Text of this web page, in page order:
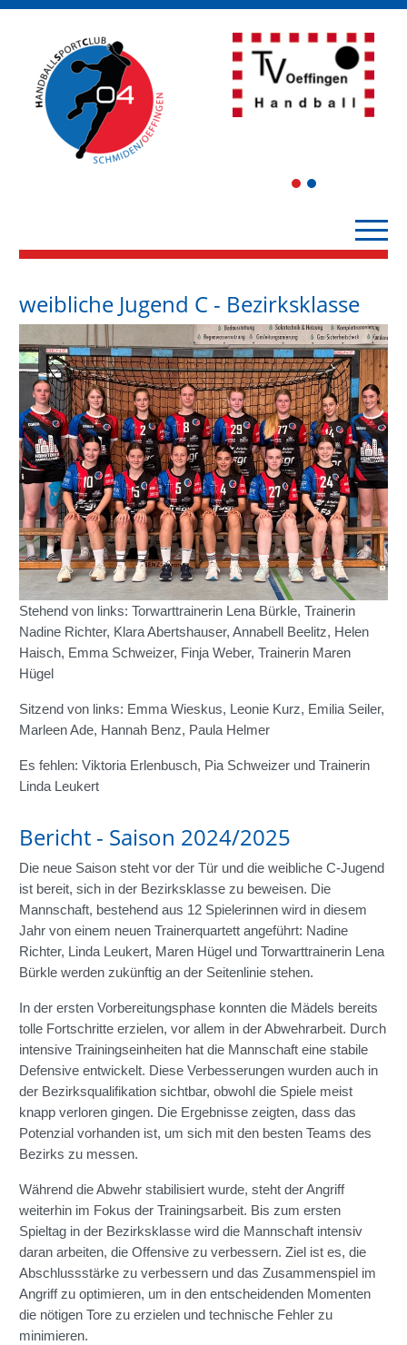
1 2
weibliche Jugend C - Bezirksklasse
Stehend von links: Torwarttrainerin Lena Bürkle, Trainerin
Nadine Richter, Klara Abertshauser, Annabell Beelitz, Helen
Haisch, Emma Schweizer, Finja Weber, Trainerin Maren
Hügel
Sitzend von links: Emma Wieskus, Leonie Kurz, Emilia Seiler,
Marleen Ade, Hannah Benz, Paula Helmer
Es fehlen: Viktoria Erlenbusch, Pia Schweizer und Trainerin
Linda Leukert
Bericht - Saison 2024/2025
Die neue Saison steht vor der Tür und die weibliche C-Jugend
ist bereit, sich in der Bezirksklasse zu beweisen. Die
Mannschaft, bestehend aus 12 Spielerinnen wird in diesem
Jahr von einem neuen Trainerquartett angeführt: Nadine
Richter, Linda Leukert, Maren Hügel und Torwarttrainerin Lena
Bürkle werden zukünftig an der Seitenlinie stehen.
In der ersten Vorbereitungsphase konnten die Mädels bereits
tolle Fortschritte erzielen, vor allem in der Abwehrarbeit. Durch
intensive Trainingseinheiten hat die Mannschaft eine stabile
Defensive entwickelt. Diese Verbesserungen wurden auch in
der Bezirksqualifikation sichtbar, obwohl die Spiele meist
knapp verloren gingen. Die Ergebnisse zeigten, dass das
Potenzial vorhanden ist, um sich mit den besten Teams des
Bezirks zu messen.
Während die Abwehr stabilisiert wurde, steht der Angriff
weiterhin im Fokus der Trainingsarbeit. Bis zum ersten
Spieltag in der Bezirksklasse wird die Mannschaft intensiv
daran arbeiten, die Offensive zu verbessern. Ziel ist es, die
Abschlussstärke zu verbessern und das Zusammenspiel im
Angriff zu optimieren, um in den entscheidenden Momenten
die nötigen Tore zu erzielen und technische Fehler zu
minimieren.